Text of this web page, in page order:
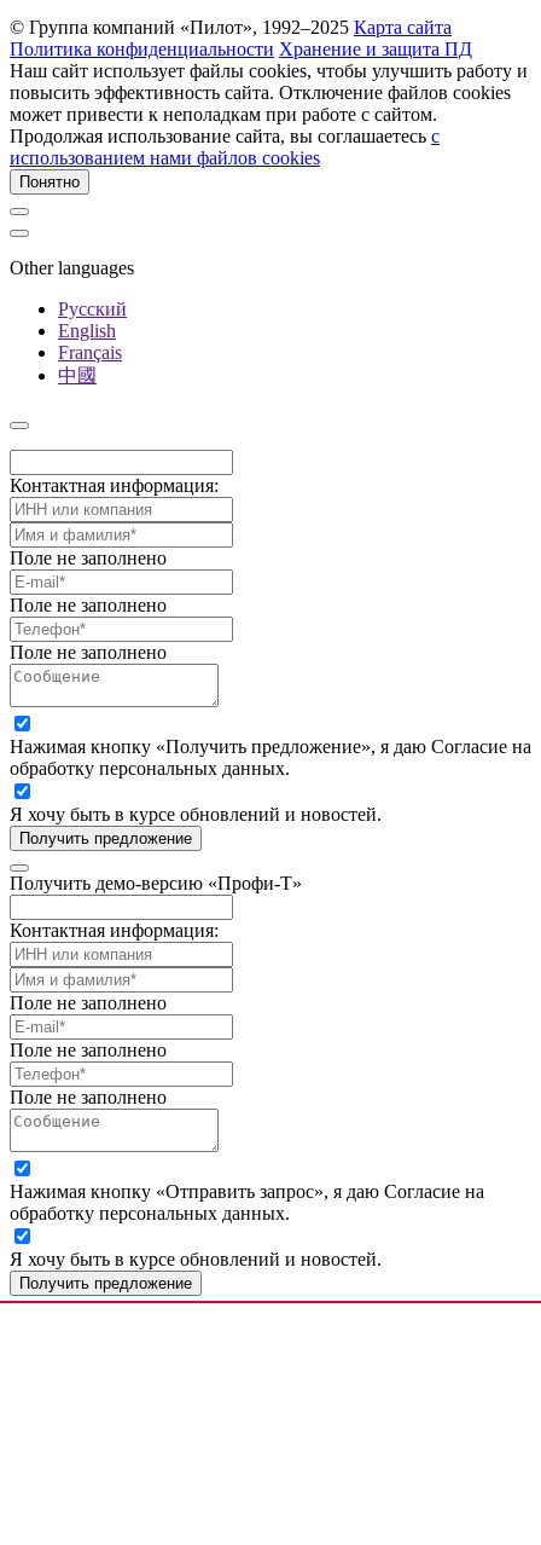
© Группа компаний «Пилот», 1992–2025 Карта сайта
Политика конфиденциальности Хранение и защита ПД
Наш сайт использует файлы cookies, чтобы улучшить работу и
повысить эффективность сайта. Отключение файлов cookies
может привести к неполадкам при работе с сайтом.
Продолжая использование сайта, вы соглашаетесь c
использованием нами файлов cookies
Понятно
Other languages
Русский
English
Français
中國
Контактная информация:
Поле не заполнено
Поле не заполнено
Поле не заполнено
Нажимая кнопку «Получить предложение», я даю Согласие на
обработку персональных данных.
Я хочу быть в курсе обновлений и новостей.
Получить предложение
Получить демо-версию «Профи-Т»
Контактная информация:
Поле не заполнено
Поле не заполнено
Поле не заполнено
Нажимая кнопку «Отправить запрос», я даю Согласие на
обработку персональных данных.
Я хочу быть в курсе обновлений и новостей.
Получить предложение